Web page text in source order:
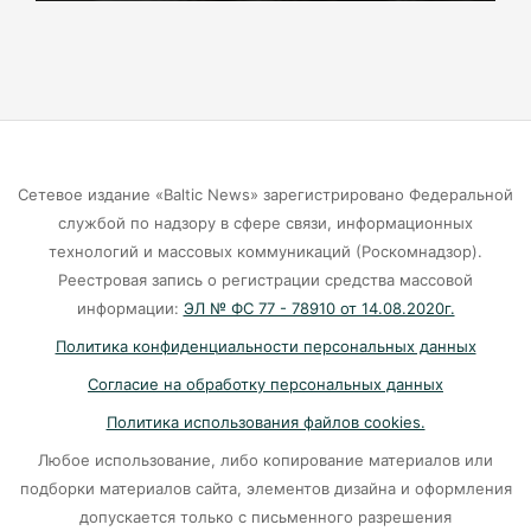
Почти 38 км дорог отремонтировано в
Калининградской области
06-08-2026
Переезд на Камской в Калининграде закроют
для проезда
06-08-2026
«Балтика» проиграла «Зениту» – и это был
Сетевое издание «Baltic News» зарегистрировано Федеральной
службой по надзору в сфере связи, информационных
технологий и массовых коммуникаций (Роскомнадзор).
Реестровая запись о регистрации средства массовой
информации: ЭЛ № ФС 77 - 78910 от 14.08.2020г.
Политика конфиденциальности персональных данных
Согласие на обработку персональных данных
Политика использования файлов cookies.
Любое использование, либо копирование материалов или
подборки материалов сайта, элементов дизайна и оформления
допускается только с письменного разрешения